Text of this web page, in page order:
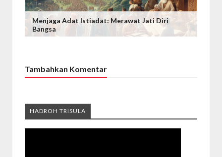
Menjaga Adat Istiadat: Merawat Jati Diri
Bangsa
Tambahkan Komentar
HADROH TRISULA